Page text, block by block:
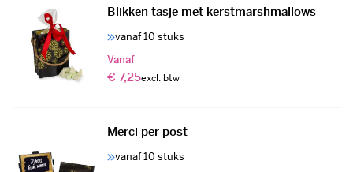
Blikken tasje met kerstmarshmallows
vanaf 10 stuks
Vanaf
€ 7,25
Merci per post
vanaf 10 stuks